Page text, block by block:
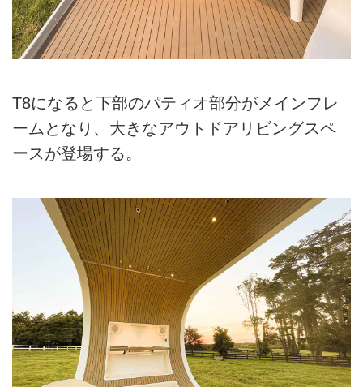
T8になると下部のパティオ部分がメインフレ
ームとなり、大きなアウトドアリビングスペ
ースが登場する。